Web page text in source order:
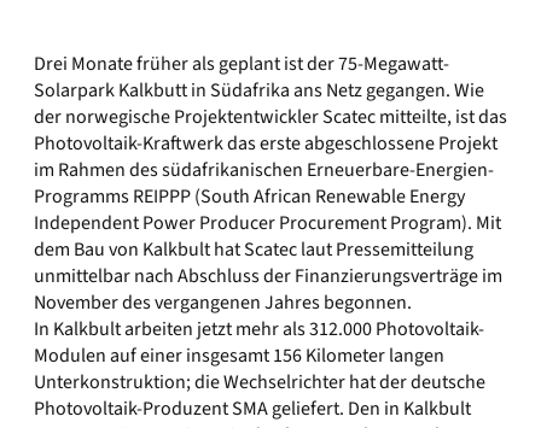
Drei Monate früher als geplant ist der 75-Megawatt-
Solarpark Kalkbutt in Südafrika ans Netz gegangen. Wie
der norwegische Projektentwickler Scatec mitteilte, ist das
Photovoltaik-Kraftwerk das erste abgeschlossene Projekt
im Rahmen des südafrikanischen Erneuerbare-Energien-
Programms REIPPP (South African Renewable Energy
Independent Power Producer Procurement Program). Mit
dem Bau von Kalkbult hat Scatec laut Pressemitteilung
unmittelbar nach Abschluss der Finanzierungsverträge im
November des vergangenen Jahres begonnen.
In Kalkbult arbeiten jetzt mehr als 312.000 Photovoltaik-
Modulen auf einer insgesamt 156 Kilometer langen
Unterkonstruktion; die Wechselrichter hat der deutsche
Photovoltaik-Produzent SMA geliefert. Den in Kalkbult